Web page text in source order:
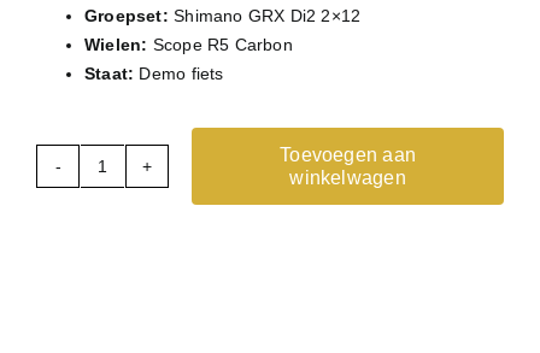
Groepset: Shimano GRX Di2 2×12
Wielen: Scope R5 Carbon
Staat: Demo fiets
Toevoegen aan
winkelwagen